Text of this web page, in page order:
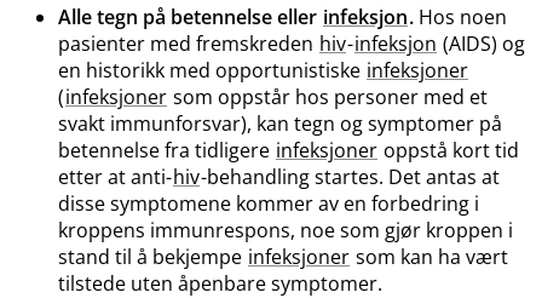
Alle tegn på betennelse eller infeksjon. Hos noen
pasienter med fremskreden hiv-infeksjon (AIDS) og
en historikk med opportunistiske infeksjoner
(infeksjoner som oppstår hos personer med et
svakt immunforsvar), kan tegn og symptomer på
betennelse fra tidligere infeksjoner oppstå kort tid
etter at anti-hiv-behandling startes. Det antas at
disse symptomene kommer av en forbedring i
kroppens immunrespons, noe som gjør kroppen i
stand til å bekjempe infeksjoner som kan ha vært
tilstede uten åpenbare symptomer.